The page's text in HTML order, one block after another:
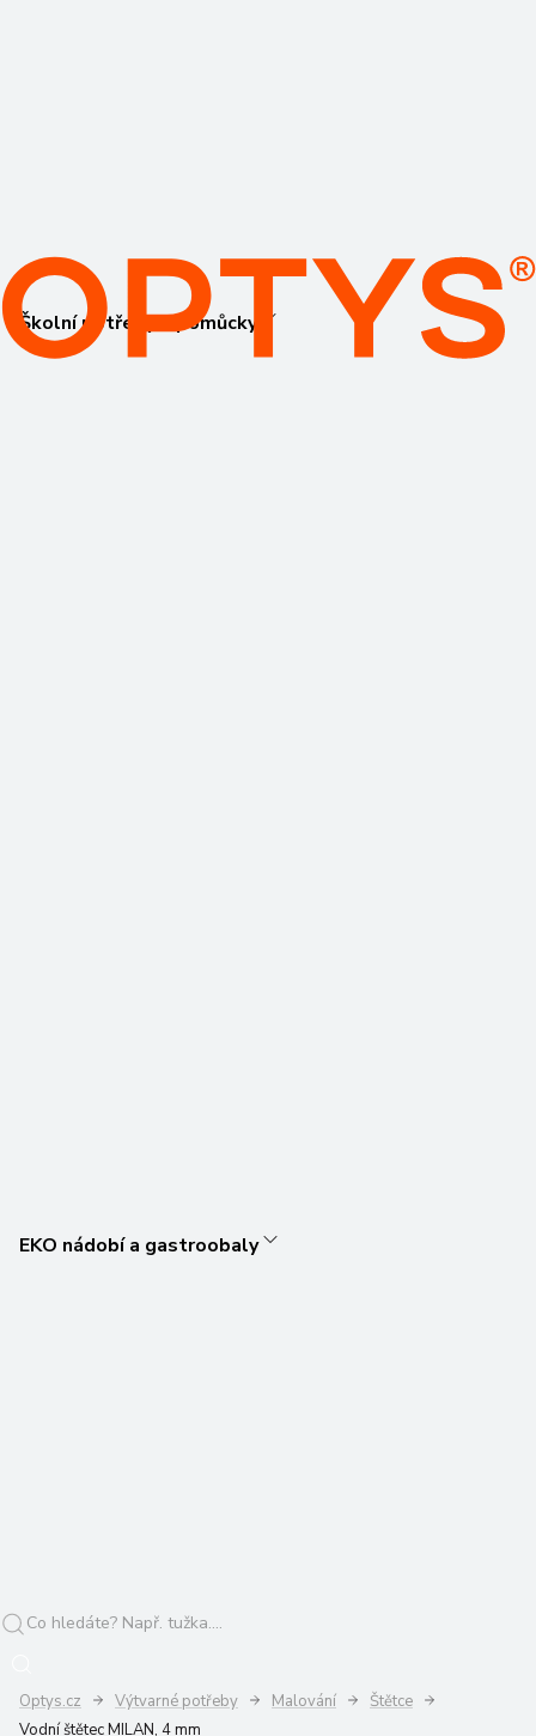
Školní potřeby a pomůcky
EKO nádobí a gastroobaly
Optys.cz Výtvarné potřeby Malování
Štětce
Vodní štětec MILAN, 4 mm